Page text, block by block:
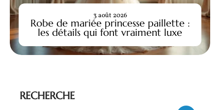
Robe de mariée princesse paillette :
les détails qui font vraiment luxe
3 août 2026
RECHERCHE